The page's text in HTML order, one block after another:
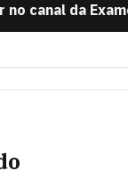
no canal da